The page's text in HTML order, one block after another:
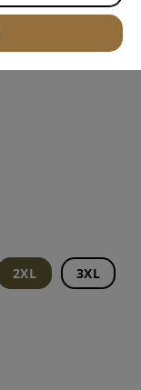
2XL 3XL